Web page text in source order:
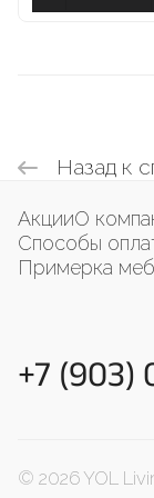
Назад к
АкцииО
Способы
Примерка
+7 (903)
© 2026 YOL